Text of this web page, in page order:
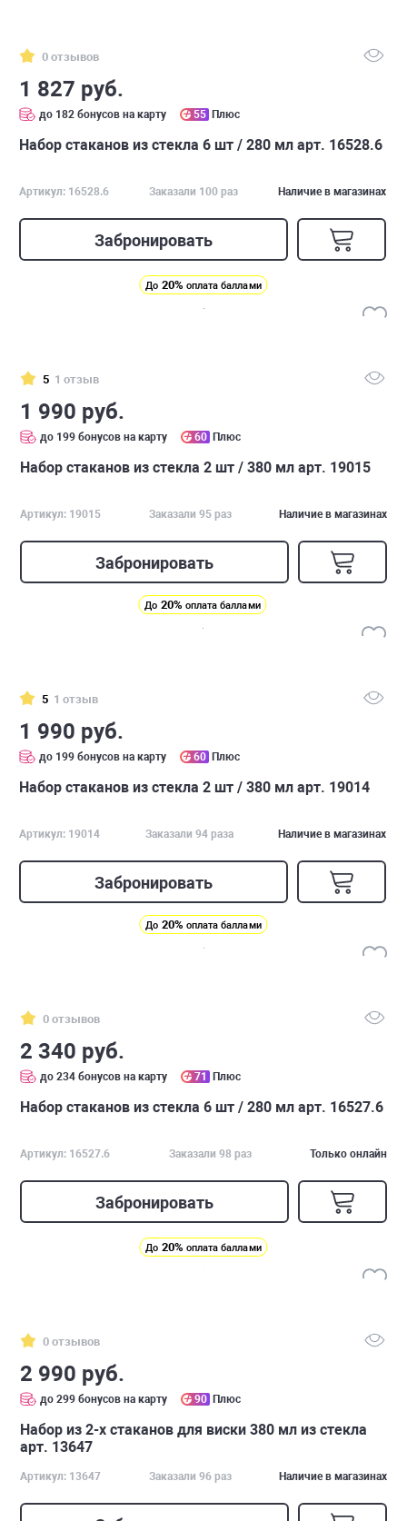
0 отзывов
1 827 руб.
до 182 бонусов на карту 55 Плюс
Набор стаканов из стекла 6 шт / 280 мл арт. 16528.6
Артикул: 16528.6 Заказали 100 раз Наличие в магазинах
Забронировать
До 20% оплата баллами
5 1 отзыв
1 990 руб.
до 199 бонусов на карту 60 Плюс
Набор стаканов из стекла 2 шт / 380 мл арт. 19015
Артикул: 19015 Заказали 95 раз Наличие в магазинах
Забронировать
До 20% оплата баллами
5 1 отзыв
1 990 руб.
до 199 бонусов на карту 60 Плюс
Набор стаканов из стекла 2 шт / 380 мл арт. 19014
Артикул: 19014 Заказали 94 раза Наличие в магазинах
Забронировать
До 20% оплата баллами
0 отзывов
2 340 руб.
до 234 бонусов на карту 71 Плюс
Набор стаканов из стекла 6 шт / 280 мл арт. 16527.6
Артикул: 16527.6 Заказали 98 раз Только онлайн
Забронировать
До 20% оплата баллами
0 отзывов
2 990 руб.
до 299 бонусов на карту 90 Плюс
Набор из 2-х стаканов для виски 380 мл из стекла
арт. 13647
Артикул: 13647 Заказали 96 раз Наличие в магазинах